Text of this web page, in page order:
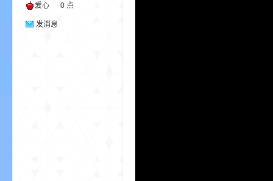
爱心
0 点
发消息